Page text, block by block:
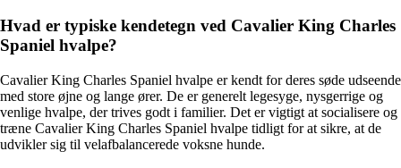
Hvad er typiske kendetegn ved Cavalier King Charles
Spaniel hvalpe?
Cavalier King Charles Spaniel hvalpe er kendt for deres søde udseende
med store øjne og lange ører. De er generelt legesyge, nysgerrige og
venlige hvalpe, der trives godt i familier. Det er vigtigt at socialisere og
træne Cavalier King Charles Spaniel hvalpe tidligt for at sikre, at de
udvikler sig til velafbalancerede voksne hunde.